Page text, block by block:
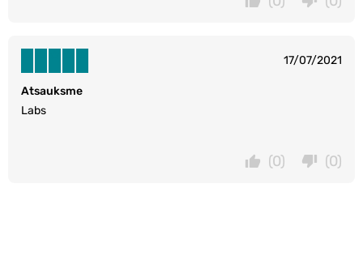
17/07/2021
Atsauksme
Labs
(0)
(0)